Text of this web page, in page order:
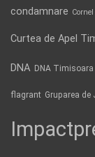
condamnare
Curtea de Apel
DNA DNA Timisoara
flagrant Gruparea